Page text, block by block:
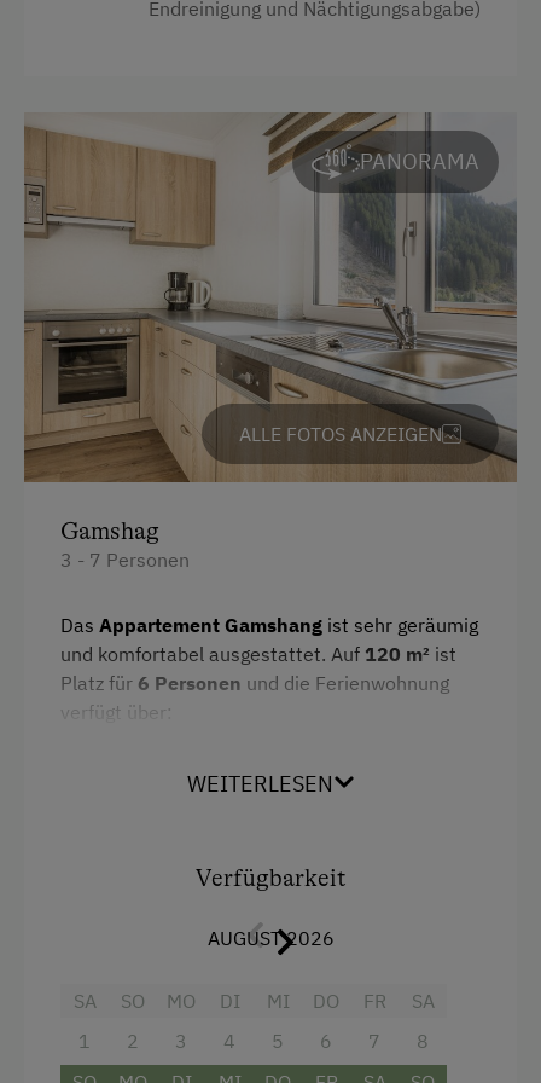
Heizung
Toaster
Radio
Dusche
Haarföhn
Mikrowelle
Toilette
Aussicht auf eine Berglandschaft
Eierkocher
Handtücher
Mikrowelle mit Backfunktion
Hochgeschwindigkeits-Internetanschluss
Kühlschrank
Einzelbett
Endreinigung und Nächtigungsabgabe)
ALLE FOTOS ANZEIGEN
PANORAMA
Gamshag
3 - 7 Personen
Das Appartement Gamshang ist sehr geräumig
und komfortabel ausgestattet. Auf 120 m² ist
Platz für 6 Personen und die Ferienwohnung
verfügt über:
Backrohr, Geschirrspüler, Kühlschrank inkl.
und Wasserkocher
2 Badezimmer mit Dusche und
Balkon
WEITERLESEN
Verfügbarkeit
AUGUST 2026
SA
1
SO
2
MO
3
DI
4
MI
5
DO
6
FR
7
SA
8